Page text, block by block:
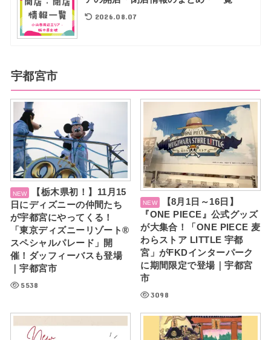
2026.08.07
宇都宮市
【栃木県初！】11月15
日にディズニーの仲間たち
が宇都宮にやってくる！
「東京ディズニーリゾート®
スペシャルパレード」開
催！ダッフィーバスも登場
｜宇都宮市
5538
【8月1日～16日】
『ONE PIECE』公式グッズ
が大集合！「ONE PIECE 麦
わらストア LITTLE 宇都
宮」がFKDインターパーク
に期間限定で登場｜宇都宮
市
3098